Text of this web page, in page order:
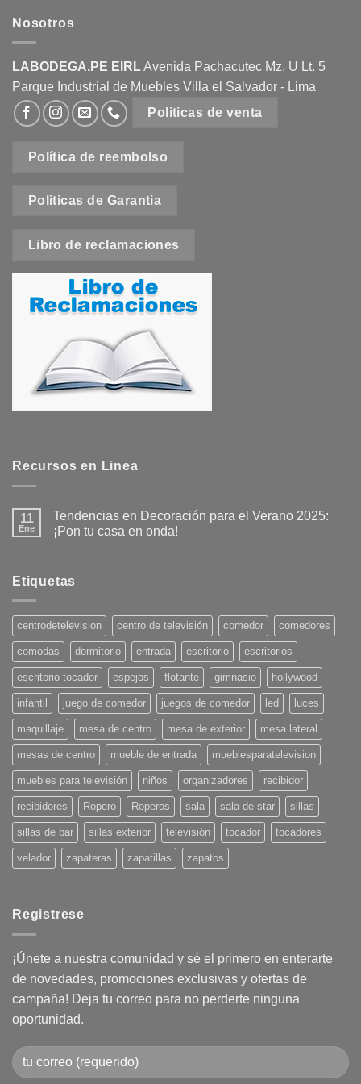
Nosotros
LABODEGA.PE EIRLAvenida Pachacutec Mz. U Lt. 5
Parque Industrial de Muebles Villa el Salvador - Lima
Politicas de venta
Política de reembolso
Politicas de Garantia
Libro de reclamaciones
Recursos en Linea
11
Ene
Tendencias en Decoración para el Verano 2025:
¡Pon tu casa en onda!
en
Tendencias
para
el
Verano
2025:
¡Pon
tu
casa
en
onda!
Etiquetas
centrodetelevision centro de televisión comedor comedores
comodas dormitorio entrada escritorio escritorios
escritorio tocador espejos flotante gimnasio hollywood
infantil juego de comedor juegos de comedor led luces
maquillaje mesa de centro mesa de exterior mesa lateral
mesas de centro mueble de entrada mueblesparatelevision
muebles para televisión niños organizadores recibidor
recibidores Ropero Roperos sala sala de star sillas
sillas de bar sillas exterior televisión tocador tocadores
velador zapateras zapatillas zapatos
Registrese
¡Únete a nuestra comunidad y sé el primero en enterarte
de novedades, promociones exclusivas y ofertas de
campaña! Deja tu correo para no perderte ninguna
oportunidad.